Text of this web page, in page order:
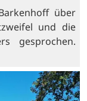
über
und die
gesprochen.